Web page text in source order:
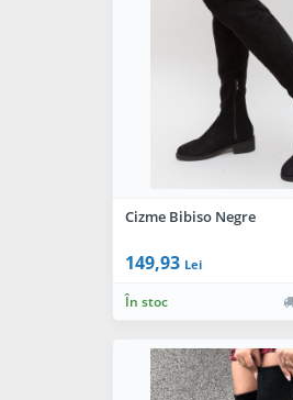
Cizme Bibiso Negre
149,93 Lei
În stoc